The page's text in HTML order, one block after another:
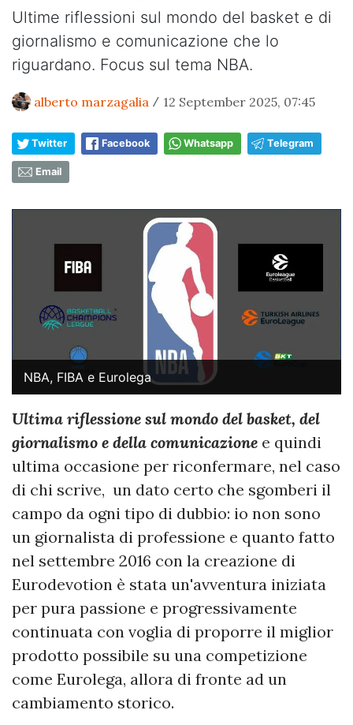
Ultime riflessioni sul mondo del basket e di
giornalismo e comunicazione che lo
riguardano. Focus sul tema NBA.
alberto marzagalia / 12 September 2025, 07:45
Twitter Facebook Whatsapp Telegram
Email
NBA, FIBA e Eurolega
Ultima riflessione sul mondo del basket, del
giornalismo e della comunicazione e quindi
ultima occasione per riconfermare, nel caso
di chi scrive, un dato certo che sgomberi il
campo da ogni tipo di dubbio: io non sono
un giornalista di professione e quanto fatto
nel settembre 2016 con la creazione di
Eurodevotion è stata un'avventura iniziata
per pura passione e progressivamente
continuata con voglia di proporre il miglior
prodotto possibile su una competizione
come Eurolega, allora di fronte ad un
cambiamento storico.